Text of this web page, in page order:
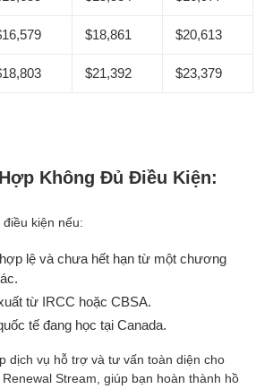
$18,861 $20,613
$21,392 $23,379
Không Đủ Điều Kiện:
kiện nếu:
lệ và chưa hết hạn từ một chương
từ IRCC hoặc CBSA.
tế đang học tại Canada.
dịch vụ hỗ trợ và tư vấn toàn diện cho
Stream, giúp bạn hoàn thành hồ